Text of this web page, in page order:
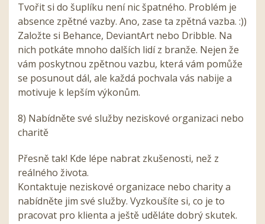
Tvořit si do šuplíku není nic špatného. Problém je
absence zpětné vazby. Ano, zase ta zpětná vazba. :))
Založte si Behance, DeviantArt nebo Dribble. Na
nich potkáte mnoho dalších lidí z branže. Nejen že
vám poskytnou zpětnou vazbu, která vám pomůže
se posunout dál, ale každá pochvala vás nabije a
motivuje k lepším výkonům.
8) Nabídněte své služby neziskové organizaci nebo
charitě
Přesně tak! Kde lépe nabrat zkušenosti, než z
reálného života.
Kontaktuje neziskové organizace nebo charity a
nabídněte jim své služby. Vyzkoušíte si, co je to
pracovat pro klienta a ještě uděláte dobrý skutek.